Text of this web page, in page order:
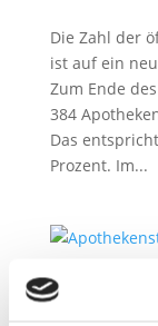
Die Zahl der
ist auf ein
Zum Ende
384
Das
Prozent. Im...